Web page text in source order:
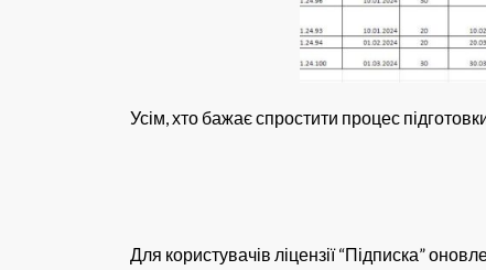
Усім, хто бажає спростити процес
Для користувачів ліцензії “Підписка”